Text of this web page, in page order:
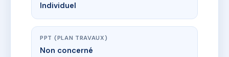
Individuel
PPT (PLAN TRAVAUX)
Non concerné